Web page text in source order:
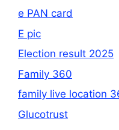
e PAN card
E pic
Election result 2025
Family 360
family live location
Glucotrust